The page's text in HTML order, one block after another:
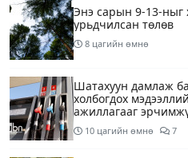
Энэ сарын 9-13-ныг
урьдчилсан төлөв
8 цагийн өмнө
Шатахуун дамлаж
холбогдох
ажиллагааг
10 цагийн өмнө 7